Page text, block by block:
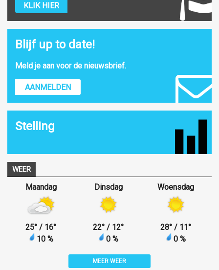
KLIK HIER
Blijf up to date!
Meld je aan voor de nieuwsbrief.
AANMELDEN
Stelling
WEER
Maandag
25° / 16°
10 %
Dinsdag
22° / 12°
0 %
Woensdag
28° / 11°
0 %
MEER WEER